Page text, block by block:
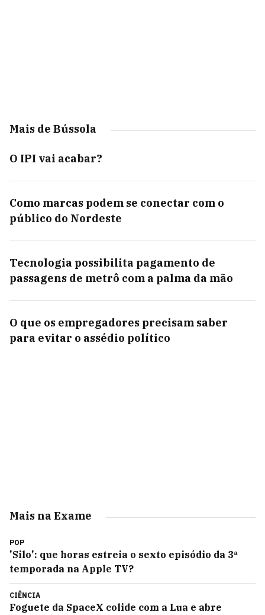
Mais de Bússola
O IPI vai acabar?
Como marcas podem se conectar com o
público do Nordeste
Tecnologia possibilita pagamento de
passagens de metrô com a palma da mão
O que os empregadores precisam saber
para evitar o assédio político
Mais na Exame
POP
'Silo': que horas estreia o sexto episódio da 3ª
temporada na Apple TV?
CIÊNCIA
Foguete da SpaceX colide com a Lua e abre